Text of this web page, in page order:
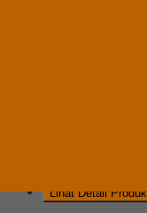
Lihat Detail Produk